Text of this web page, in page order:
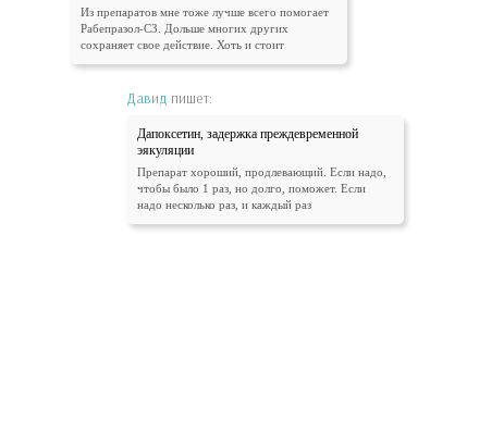
Из препаратов мне тоже лучше всего помогает
Рабепразол-СЗ. Дольше многих других
сохраняет свое действие. Хоть и стоит
Давид пишет:
Дапоксетин, задержка преждевременной
эякуляции
Препарат хороший, продлевающий. Если надо,
чтобы было 1 раз, но долго, поможет. Если
надо несколько раз, и каждый раз